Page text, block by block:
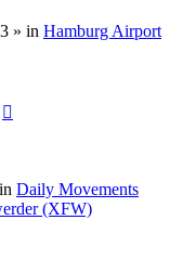
» in Hamburg Airport
Daily Movements
(XFW)